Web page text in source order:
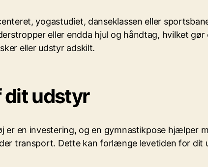
yogastudiet, danseklassen eller
eller endda hjul og håndtag, hvilket
eller udstyr adskilt.
dit udstyr
en investering, og en gymnastikpose hjælper
transport. Dette kan forlænge levetiden for dit